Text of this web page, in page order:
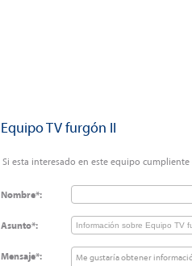
Equipo TV furgón II
Si esta interesado en este equipo
Nombre*:
Asunto*:
Mensaje*: